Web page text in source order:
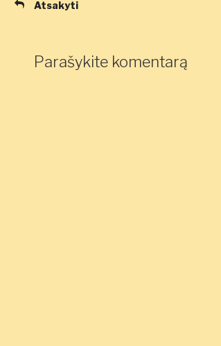
Atsakyti
Parašykite komentarą